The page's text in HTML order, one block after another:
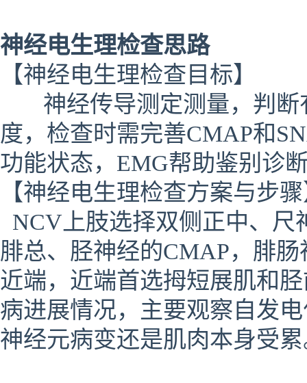
神经电生理检查思路
【神经电生理检查目标】
神经传导测定测量，判断
度，检查时需完善CMAP和
功能状态，EMG帮助鉴别诊
【神经电生理检查方案与步
NCV上肢选择双侧正中、尺
腓总、胫神经的CMAP，腓
近端，近端首选拇短展肌和
病进展情况，主要观察自发
神经元病变还是肌肉本身受